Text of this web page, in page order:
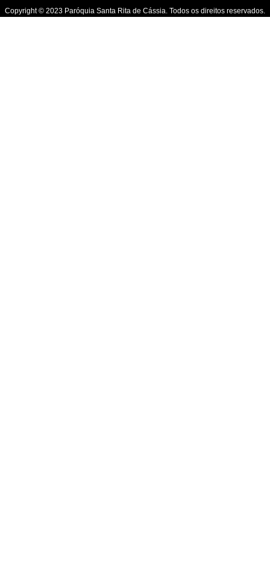
Copyright © 2023 Paróquia Santa Rita de Cássia. Todos os direitos reservados.